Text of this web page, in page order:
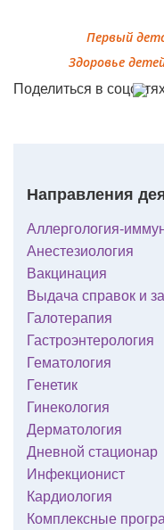
Первый
Здоровье
Поделиться в
Направления
Аллергология-
Анестезиология
Вакцинация
Выдача справок и
Галотерапия
Гастроэнтерология
Гематология
Генетик
Гинекология
Дерматология
Дневной стационар
Инфекционист
Кардиология
Комплексные